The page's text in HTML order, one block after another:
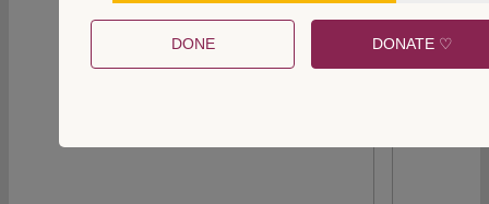
DONE DONATE ♡